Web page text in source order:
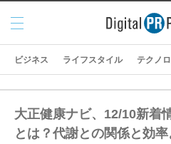
メニ
ュー
ビジネス ライフスタイル テクノ
大正健康ナビ、12/10新着
とは？代謝との関係と効